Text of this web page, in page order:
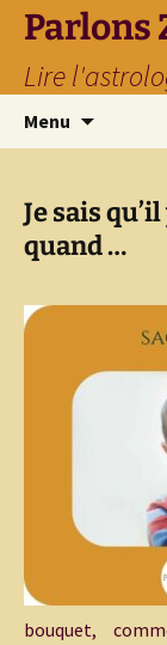
Parlons
Lire
Menu
Je sais
quand …
bouquet,